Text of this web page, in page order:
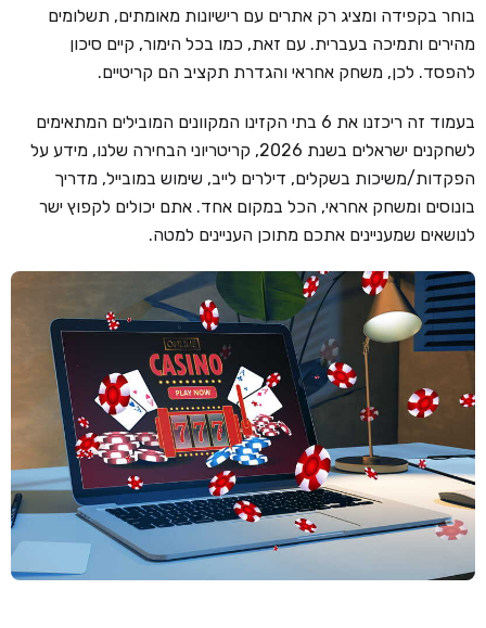
בוחר בקפידה ומציג רק אתרים עם רישיונות מאומתים, תשלומים
מהירים ותמיכה בעברית. עם זאת, כמו בכל הימור, קיים סיכון
להפסד. לכן, משחק אחראי והגדרת תקציב הם קריטיים.
בעמוד זה ריכזנו את 6 בתי הקזינו המקוונים המובילים המתאימים
לשחקנים ישראלים בשנת 2026, קריטריוני הבחירה שלנו, מידע על
הפקדות/משיכות בשקלים, דילרים לייב, שימוש במובייל, מדריך
בונוסים ומשחק אחראי, הכל במקום אחד. אתם יכולים לקפוץ ישר
לנושאים שמעניינים אתכם מתוכן העניינים למטה.